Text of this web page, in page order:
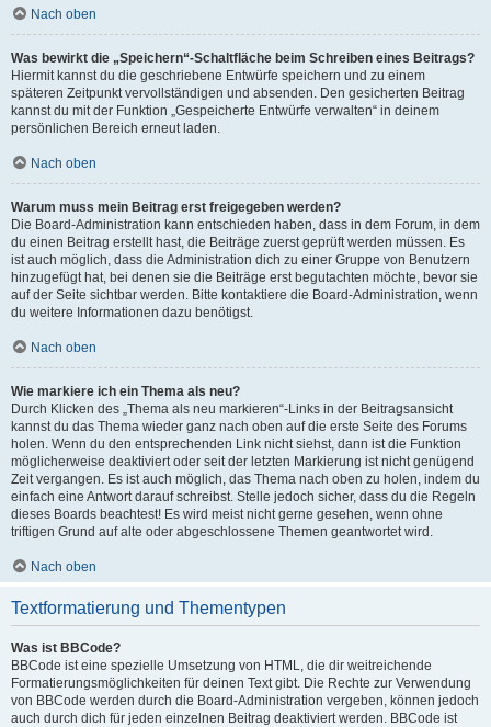
Nach oben
Was bewirkt die „Speichern“-Schaltfläche beim Schreiben eines Beitrags?
Hiermit kannst du die geschriebene Entwürfe speichern und zu einem
späteren Zeitpunkt vervollständigen und absenden. Den gesicherten Beitrag
kannst du mit der Funktion „Gespeicherte Entwürfe verwalten“ in deinem
persönlichen Bereich erneut laden.
Nach oben
Warum muss mein Beitrag erst freigegeben werden?
Die Board-Administration kann entschieden haben, dass in dem Forum, in dem
du einen Beitrag erstellt hast, die Beiträge zuerst geprüft werden müssen. Es
ist auch möglich, dass die Administration dich zu einer Gruppe von Benutzern
hinzugefügt hat, bei denen sie die Beiträge erst begutachten möchte, bevor sie
auf der Seite sichtbar werden. Bitte kontaktiere die Board-Administration, wenn
du weitere Informationen dazu benötigst.
Nach oben
Wie markiere ich ein Thema als neu?
Durch Klicken des „Thema als neu markieren“-Links in der Beitragsansicht
kannst du das Thema wieder ganz nach oben auf die erste Seite des Forums
holen. Wenn du den entsprechenden Link nicht siehst, dann ist die Funktion
möglicherweise deaktiviert oder seit der letzten Markierung ist nicht genügend
Zeit vergangen. Es ist auch möglich, das Thema nach oben zu holen, indem du
einfach eine Antwort darauf schreibst. Stelle jedoch sicher, dass du die Regeln
dieses Boards beachtest! Es wird meist nicht gerne gesehen, wenn ohne
triftigen Grund auf alte oder abgeschlossene Themen geantwortet wird.
Nach oben
Textformatierung und Thementypen
Was ist BBCode?
BBCode ist eine spezielle Umsetzung von HTML, die dir weitreichende
Formatierungsmöglichkeiten für deinen Text gibt. Die Rechte zur Verwendung
von BBCode werden durch die Board-Administration vergeben, können jedoch
auch durch dich für jeden einzelnen Beitrag deaktiviert werden. BBCode ist